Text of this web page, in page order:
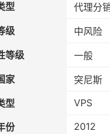
型
代理分
级
中风险
等级
一般
家
突尼斯
型
VPS
份 2012